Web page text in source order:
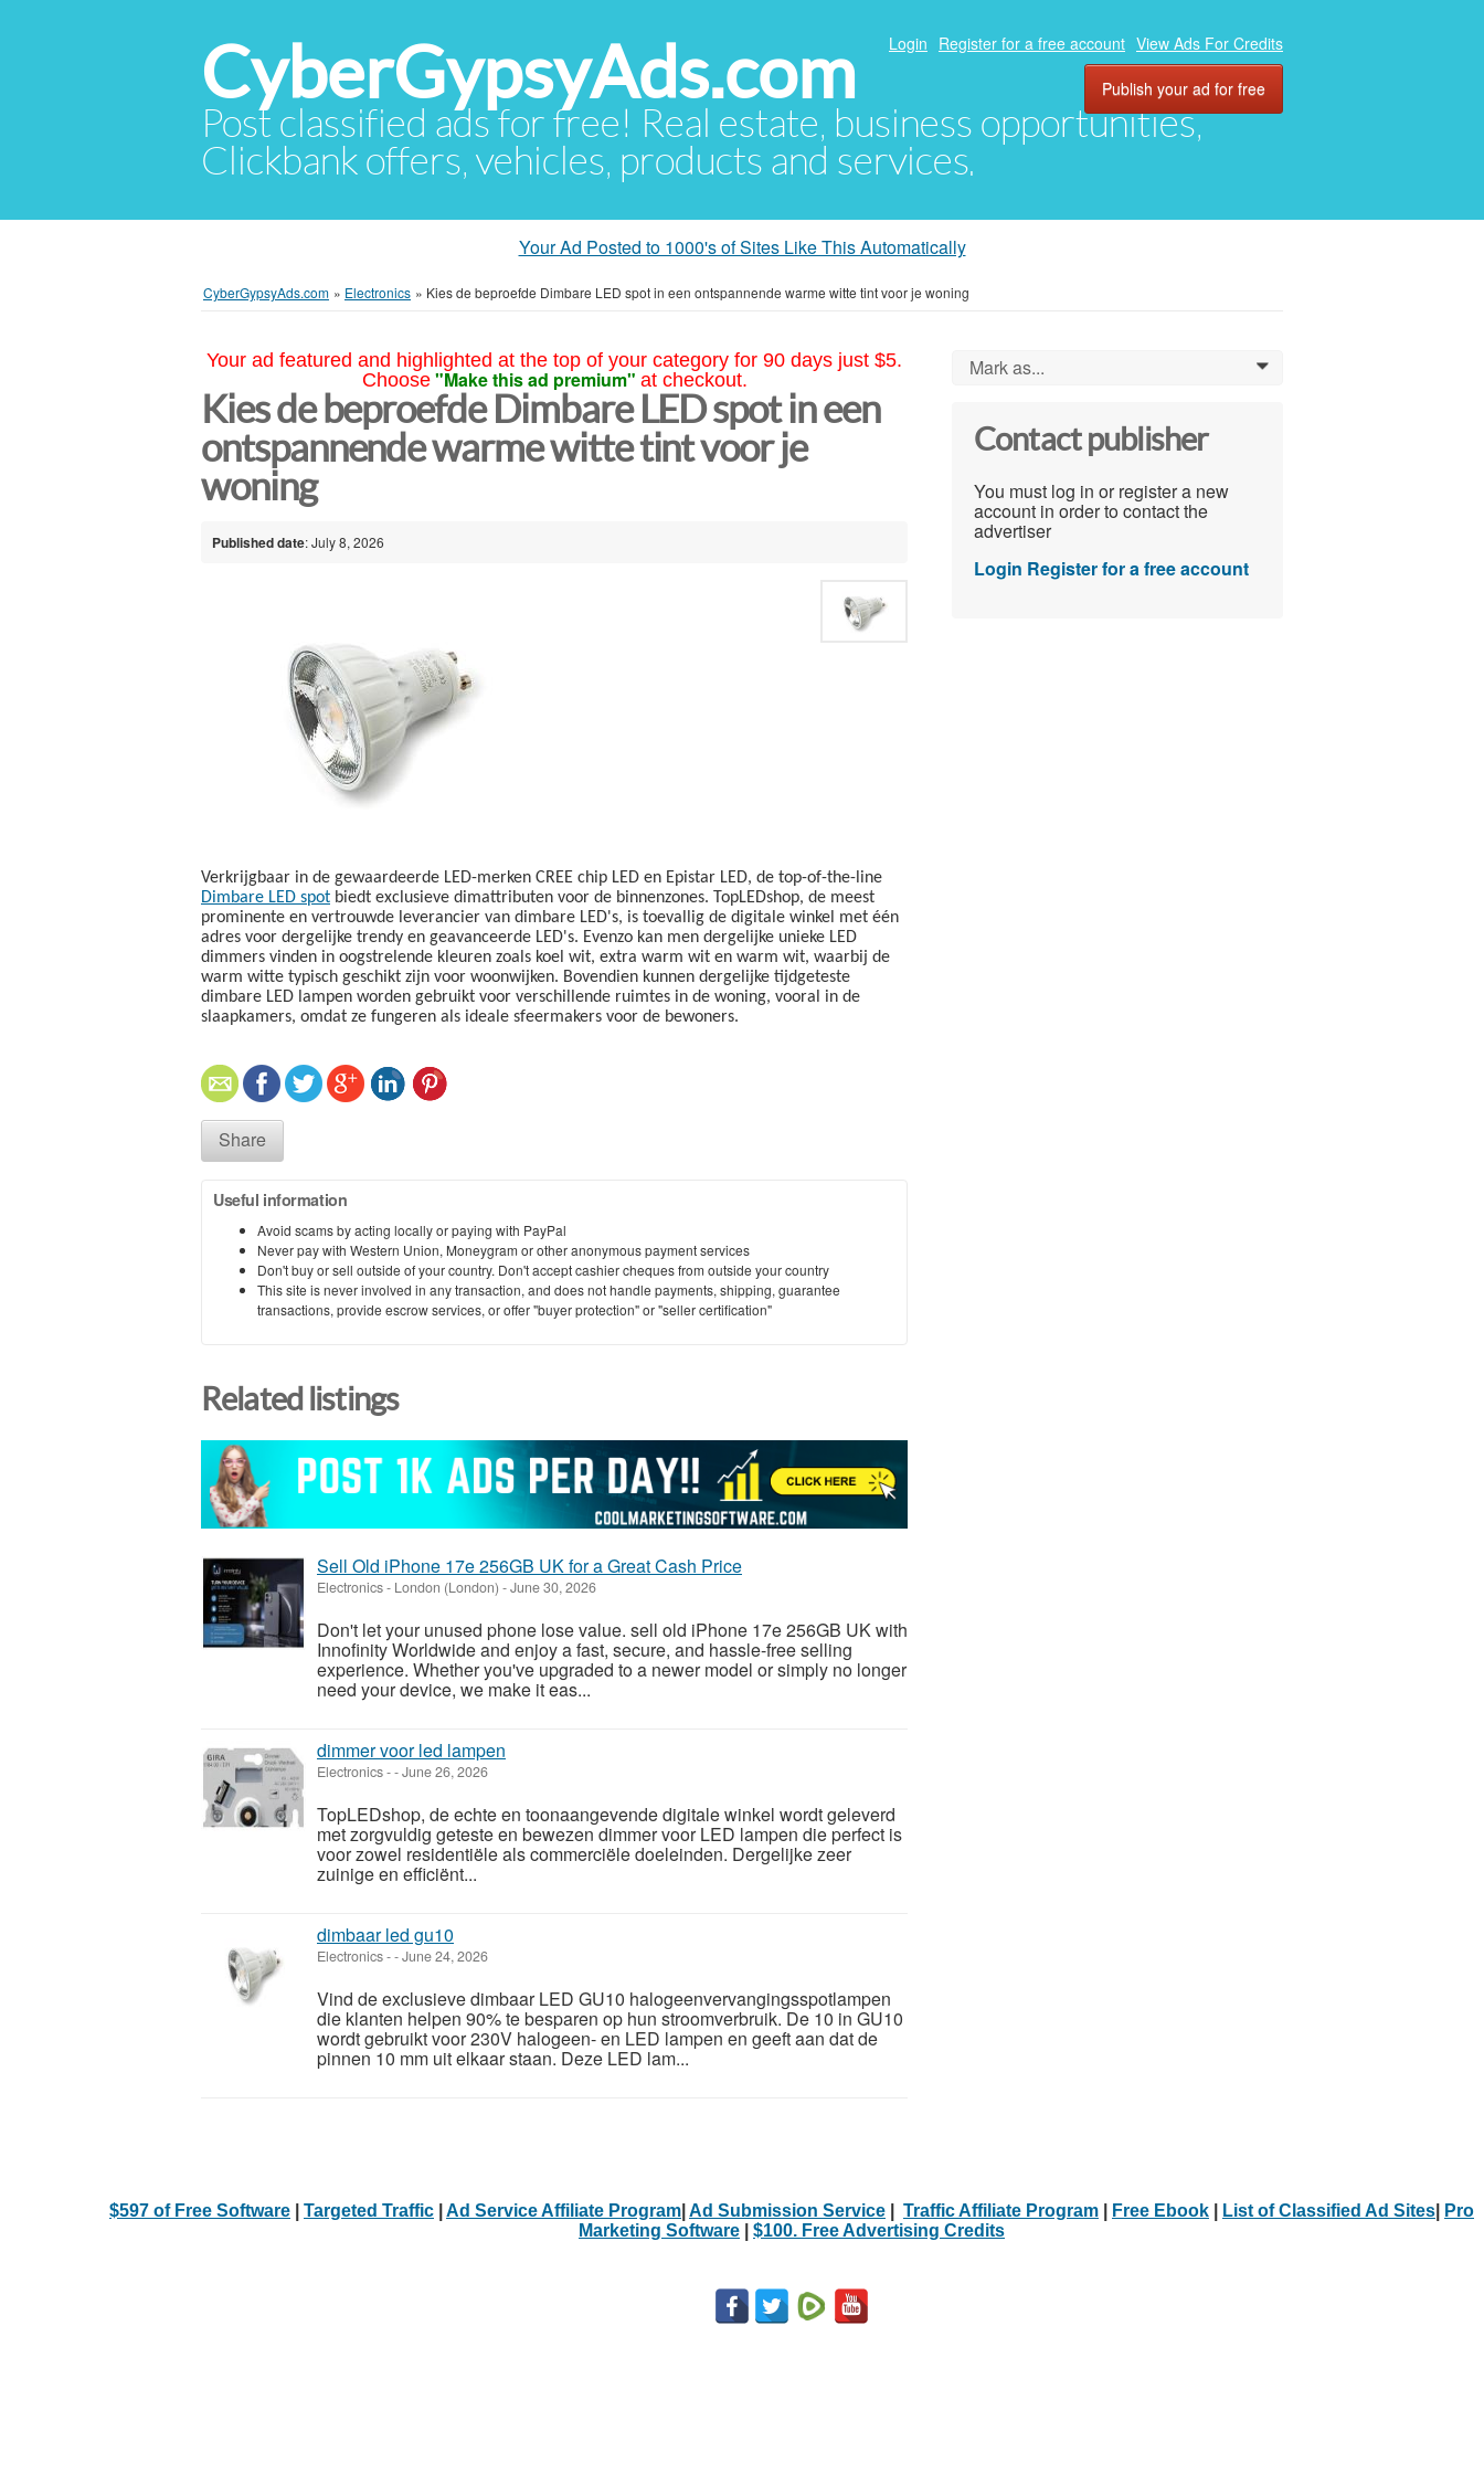
CyberGypsyAds.com
Post classified ads for free! Real estate, business opportunities,
Clickbank offers, vehicles, products and services.
Login Register for a free account View Ads For Credits
Publish your ad for free
Your Ad Posted to 1000's of Sites Like This Automatically
CyberGypsyAds.com » Electronics » Kies de beproefde Dimbare LED spot in een ontspannende warme witte tint voor je woning
Your ad featured and highlighted at the top of your category for 90 days just $5.
Choose "Make this ad premium" at checkout.
Kies de beproefde Dimbare LED spot in een
ontspannende warme witte tint voor je
woning
Published date: July 8, 2026
Verkrijgbaar in de gewaardeerde LED-merken CREE chip LED en Epistar LED, de top-of-the-line
Dimbare LED spot biedt exclusieve dimattributen voor de binnenzones. TopLEDshop, de meest
prominente en vertrouwde leverancier van dimbare LED's, is toevallig de digitale winkel met één
adres voor dergelijke trendy en geavanceerde LED's. Evenzo kan men dergelijke unieke LED
dimmers vinden in oogstrelende kleuren zoals koel wit, extra warm wit en warm wit, waarbij de
warm witte typisch geschikt zijn voor woonwijken. Bovendien kunnen dergelijke tijdgeteste
dimbare LED lampen worden gebruikt voor verschillende ruimtes in de woning, vooral in de
slaapkamers, omdat ze fungeren als ideale sfeermakers voor de bewoners.
Share
Useful information
Avoid scams by acting locally or paying with PayPal
Never pay with Western Union, Moneygram or other anonymous payment services
Don't buy or sell outside of your country. Don't accept cashier cheques from outside your country
This site is never involved in any transaction, and does not handle payments, shipping, guarantee
transactions, provide escrow services, or offer "buyer protection" or "seller certification"
Related listings
Sell Old iPhone 17e 256GB UK for a Great Cash Price
Electronics- London (London) -June 30, 2026
Don't let your unused phone lose value. sell old iPhone 17e 256GB UK with
Innofinity Worldwide and enjoy a fast, secure, and hassle-free selling
experience. Whether you've upgraded to a newer model or simply no longer
need your device, we make it eas...
dimmer voor led lampen
Electronics--June 26, 2026
TopLEDshop, de echte en toonaangevende digitale winkel wordt geleverd
met zorgvuldig geteste en bewezen dimmer voor LED lampen die perfect is
voor zowel residentiële als commerciële doeleinden. Dergelijke zeer
zuinige en efficiënt...
dimbaar led gu10
Electronics--June 24, 2026
Vind de exclusieve dimbaar LED GU10 halogeenvervangingsspotlampen
die klanten helpen 90% te besparen op hun stroomverbruik. De 10 in GU10
wordt gebruikt voor 230V halogeen- en LED lampen en geeft aan dat de
pinnen 10 mm uit elkaar staan. Deze LED lam...
Mark as... 0
Contact publisher
You must log in or register a new
account in order to contact the
advertiser
Login Register for a free account
$597 of Free Software Targeted Traffic Ad Service Affiliate Program Ad Submission Service Traffic Affiliate Program Free Ebook List of Classified Ad Sites
Pro
Marketing Software
$100. Free Advertising Credits